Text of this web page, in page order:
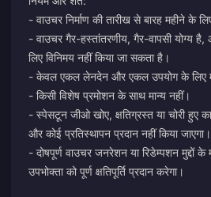
- वाउचर निर्माण की तारीख से बारह महीने के
- वाउचर गैर-हस्तांतरणीय, गैर-वापसी योग्य
लिए विनिमय नहीं किया जा सकता है।
- केवल एकल लेनदेन और एकल उपयोग के लिए
- किसी विशेष प्रमोशन के साथ मान्य नहीं।
- स्पेसटून जीओ खोए, क्षतिग्रस्त या चोरी हुए
और कोई प्रतिस्थापन प्रदान नहीं किया जाएगा।
- दोषपूर्ण वाउचर जनरेशन या रिडेम्पशन
उपभोक्ता को पूर्ण क्षतिपूर्ति प्रदान करेगा।